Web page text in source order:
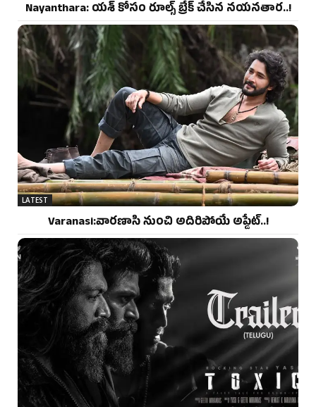
Nayanthara: యశ్ కోసం రూల్స్ బ్రేక్ చేసిన నయనతార..!
LATEST
Varanasi:వారణాసి నుంచి అదిరిపోయే అప్డేట్..!